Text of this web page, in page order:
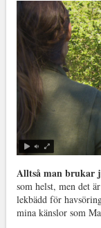
Alltså man brukar
som helst, men det
lekbädd för
mina känslor som